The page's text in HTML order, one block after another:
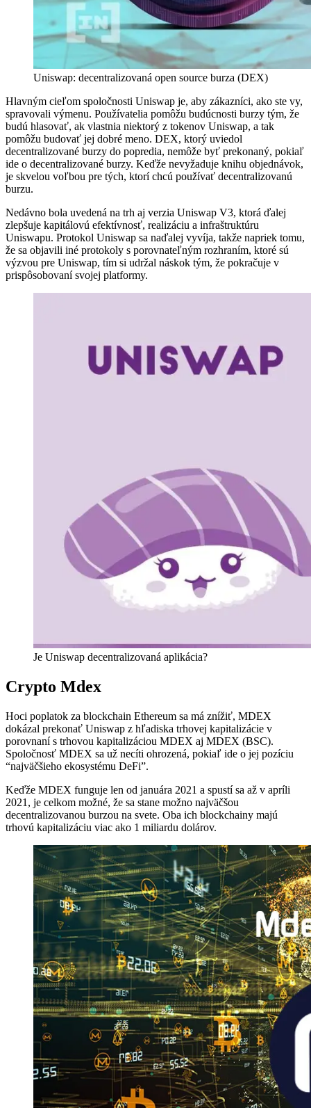
Uniswap: decentralizovaná open source burza (DEX)
Hlavným cieľom spoločnosti Uniswap je, aby zákazníci, ako ste vy,
spravovali výmenu. Používatelia pomôžu budúcnosti burzy tým, že
budú hlasovať, ak vlastnia niektorý z tokenov Uniswap, a tak
pomôžu budovať jej dobré meno. DEX, ktorý uviedol
decentralizované burzy do popredia, nemôže byť prekonaný, pokiaľ
ide o decentralizované burzy. Keďže nevyžaduje knihu objednávok,
je skvelou voľbou pre tých, ktorí chcú používať decentralizovanú
burzu.
Nedávno bola uvedená na trh aj verzia Uniswap V3, ktorá ďalej
zlepšuje kapitálovú efektívnosť, realizáciu a infraštruktúru
Uniswapu. Protokol Uniswap sa naďalej vyvíja, takže napriek tomu,
že sa objavili iné protokoly s porovnateľným rozhraním, ktoré sú
výzvou pre Uniswap, tím si udržal náskok tým, že pokračuje v
prispôsobovaní svojej platformy.
Je Uniswap decentralizovaná aplikácia?
Crypto Mdex
Hoci poplatok za blockchain Ethereum sa má znížiť, MDEX
dokázal prekonať Uniswap z hľadiska trhovej kapitalizácie v
porovnaní s trhovou kapitalizáciou MDEX aj MDEX (BSC).
Spoločnosť MDEX sa už necíti ohrozená, pokiaľ ide o jej pozíciu
“najväčšieho ekosystému DeFi”.
Keďže MDEX funguje len od januára 2021 a spustí sa až v apríli
2021, je celkom možné, že sa stane možno najväčšou
decentralizovanou burzou na svete. Oba ich blockchainy majú
trhovú kapitalizáciu viac ako 1 miliardu dolárov.